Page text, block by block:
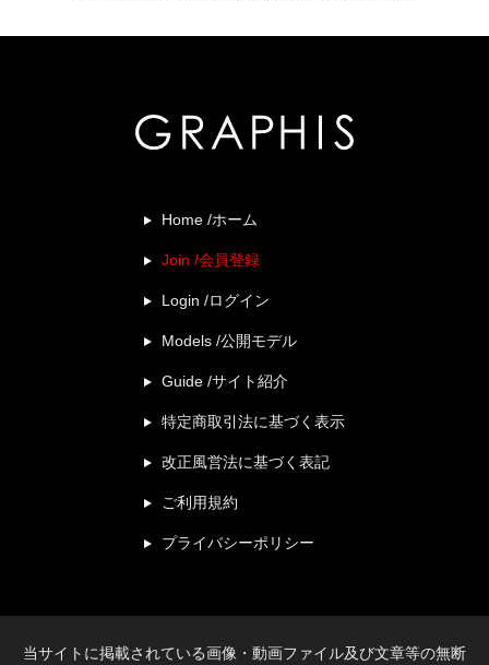
Home /ホーム
Join /会員登録
Login /ログイン
Models /公開モデル
Guide /サイト紹介
特定商取引法に基づく表示
改正風営法に基づく表記
ご利用規約
プライバシーポリシー
当サイトに掲載されている画像・動画ファイル及び文章等の無断